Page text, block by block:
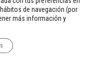
de navegación (por
más información y